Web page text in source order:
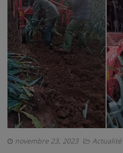
novembre 23, 2023 Actualité